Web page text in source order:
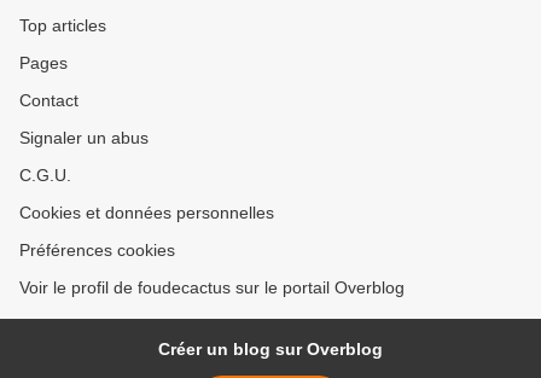
Top articles
Pages
Contact
Signaler un abus
C.G.U.
Cookies et données personnelles
Préférences cookies
Voir le profil de foudecactus sur le portail Overblog
Créer un blog sur Overblog